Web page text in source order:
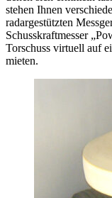
stehen Ihnen
radargestützten
Schusskraftmesser
Torschuss virtuell auf
mieten.